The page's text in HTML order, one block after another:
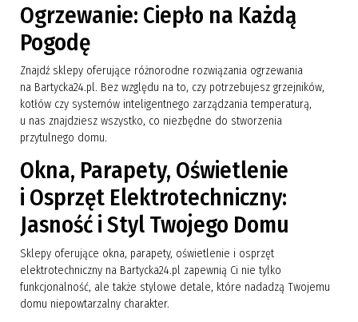
Ogrzewanie: Ciepło na Każdą
Pogodę
Znajdź sklepy oferujące różnorodne rozwiązania ogrzewania
na Bartycka24.pl. Bez względu na to, czy potrzebujesz grzejników,
kotłów czy systemów inteligentnego zarządzania temperaturą,
u nas znajdziesz wszystko, co niezbędne do stworzenia
przytulnego domu.
Okna, Parapety, Oświetlenie
i Osprzęt Elektrotechniczny:
Jasność i Styl Twojego Domu
Sklepy oferujące okna, parapety, oświetlenie i osprzęt
elektrotechniczny na Bartycka24.pl zapewnią Ci nie tylko
funkcjonalność, ale także stylowe detale, które nadadzą Twojemu
domu niepowtarzalny charakter.